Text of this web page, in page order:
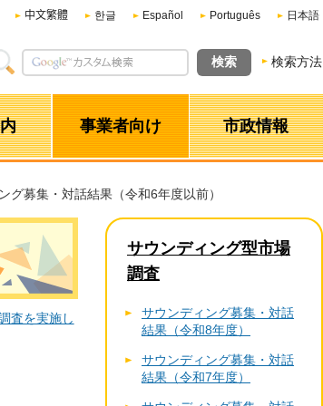
中文繁體 한글 Español Português
日本語
検索方法
事業者向け 市政情報
グ募集・対話結果（令和6年度以前）
査を実施し
サウンディング型市場
調査
サウンディング募集・対話
結果（令和8年度）
サウンディング募集・対話
結果（令和7年度）